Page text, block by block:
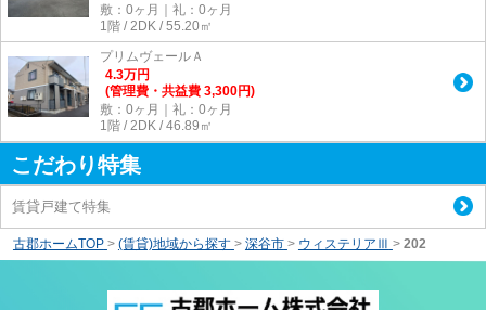
敷：0ヶ月｜礼：0ヶ月
1階 / 2DK / 55.20㎡
プリムヴェールＡ
4.3万円
(管理費・共益費 3,300円)
敷：0ヶ月｜礼：0ヶ月
1階 / 2DK / 46.89㎡
こだわり特集
賃貸戸建て特集
古郡ホームTOP > (賃貸)地域から探す > 深谷市 > ウィステリアⅢ > 202